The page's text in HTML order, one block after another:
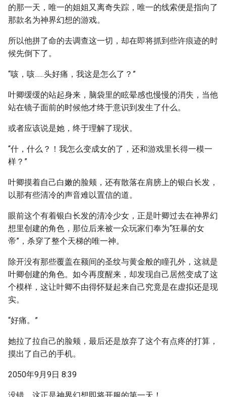
的那一天，唯一的姐姐又离奇失踪，唯一的线索便是指向了
那款名为神界幻想的游戏。
所以他拼了命的去调查这一切，却在即将抓到些许痕迹的时
候先倒下了。
“咳，咳......头好痛，我这是怎么了？”
叶卿缓缓的站起身来，脑袋里的眩晕感也慢慢的消失，当他
站在镜子面前的时候他才终于意识到发生了什么。
或者应该说是她，终于理解了现状。
“什，什么？！我怎么变成女的了，还和游戏里长得一模一
样？”
叶卿摸着自己白嫩的脸颊，还有散落在肩膀上的银白长发，
以那有些清冷的声音难以置信的道。
眼前这个有着银白长发的清冷少女，正是叶卿过去在神界幻
想里创建的角色，那位后来被一众玩家们奉为“狂暴的女
帝”，杀穿了整个天梯的唯一神。
除开没有那些覆盖在额间的圣纹与黄金般的瞳孔外，这就是
叶卿创建的角色。如今再度醒来，却发现自己居然变成了这
个模样，这让叶卿不由得怀疑起来自己究竟是在虚拟还是现
实。
“好痛。”
她拉了拉自己的脸颊，最后还是放弃了这个有点疼的打算，
摸出了自己的手机。
2050年9月9日 8:39